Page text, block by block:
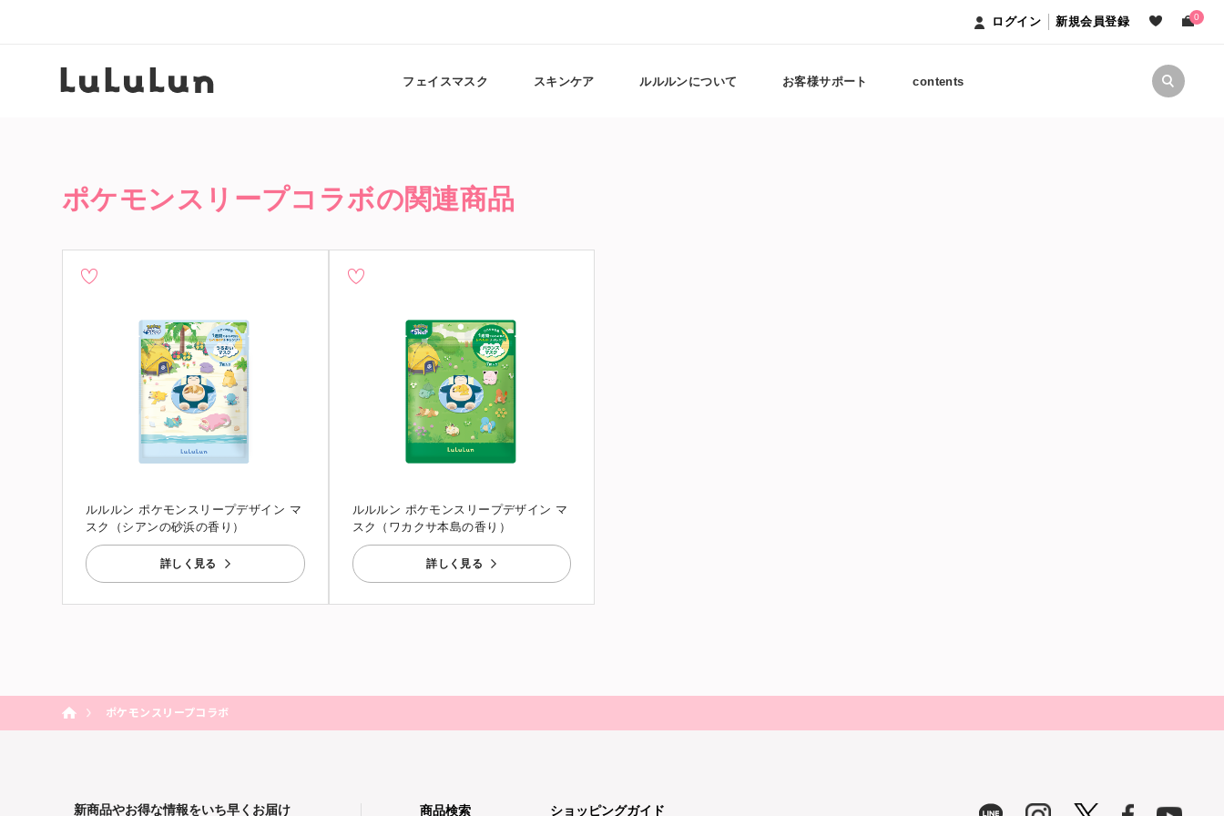
ログイン 新規会員登録 0
フェイスマスク スキンケア ルルルンについて お客様サポート contents
ポケモンスリープコラボの関連商品
ルルルン ポケモンスリープデザイン マ
スク（シアンの砂浜の香り）
詳しく見る
ルルルン ポケモンスリープデザイン マ
スク（ワカクサ本島の香り）
詳しく見る
ポケモンスリープコラボ
新商品やお得な情報をいち早くお届け 商品検索 ショッピングガイド